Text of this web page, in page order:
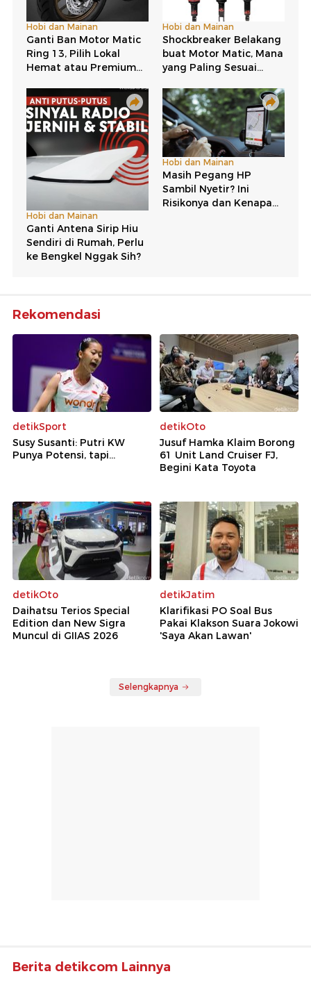
Rekomendasi
detikSport
Susy Susanti: Putri KW
Punya Potensi, tapi...
detikOto
Jusuf Hamka Klaim Borong
61 Unit Land Cruiser FJ,
Begini Kata Toyota
detikOto
Daihatsu Terios Special
Edition dan New Sigra
Muncul di GIIAS 2026
detikJatim
Klarifikasi PO Soal Bus
Pakai Klakson Suara Jokowi
'Saya Akan Lawan'
Selengkapnya
Berita detikcom Lainnya